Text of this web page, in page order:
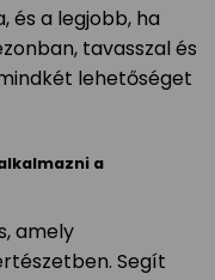
és a legjobb, ha
tavasszal és
lehetőséget
a
amely
Segít